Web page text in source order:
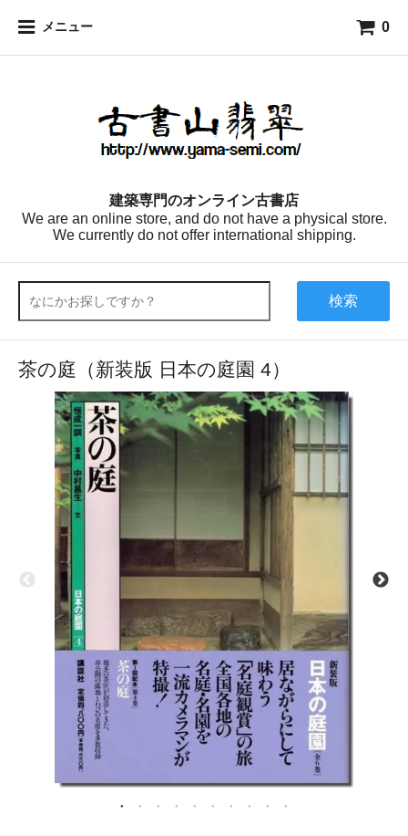
メニュー 0
建築専門のオンライン古書店
We are an online store, and do not have a physical store.
We currently do not offer international shipping.
検索
茶の庭（新装版 日本の庭園 4）